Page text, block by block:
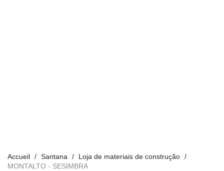
Accueil Santana
Loja de materiais de construção
MONTALTO - SESIMBRA